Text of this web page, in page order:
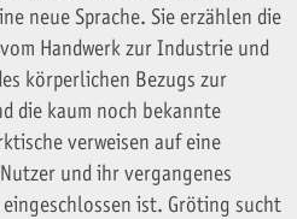
neue Sprache. Sie erzählen die
Handwerk zur Industrie und
körperlichen Bezugs zur
die kaum noch bekannte
verweisen auf eine
und ihr vergangenes
ist. Gröting sucht